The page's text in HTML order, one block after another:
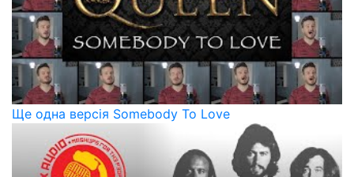
Ще одна версія Somebody To Love